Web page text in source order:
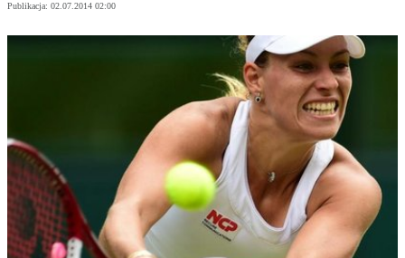
Publikacja: 02.07.2014 02:00